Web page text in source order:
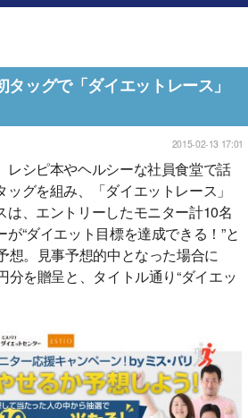
ッグで「ダイエットレース」
2015-02-13 17:01
シピ本やヘルシーな社員食堂で話
グを組み、「ダイエットレース」
は、エントリーしたモニター計10名
“ダイエット目標を達成できる！”と
想。見事予想的中となった場合に
分を贈呈と、タイトル通り“ダイエッ